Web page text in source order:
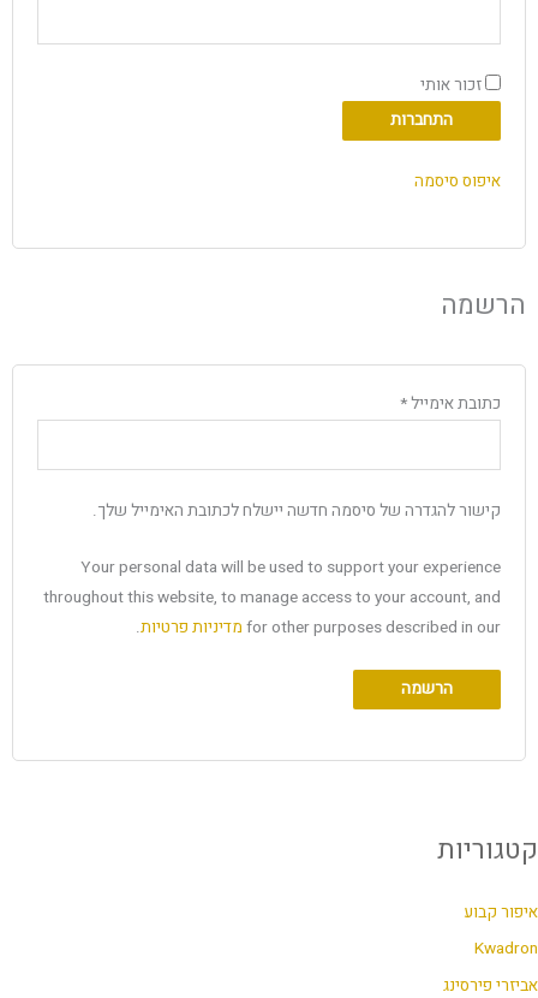
זכור אותי
התחברות
איפוס סיסמה
הרשמה
כתובת אימייל*
קישור להגדרה של סיסמה חדשה יישלח לכתובת האימייל שלך.
Your personal data will be used to support your experience
throughout this website, to manage access to your account, and
for other purposes described in our מדיניות פרטיות.
הרשמה
קטגוריות
איפור קבוע
Kwadron
אביזרי פירסינג